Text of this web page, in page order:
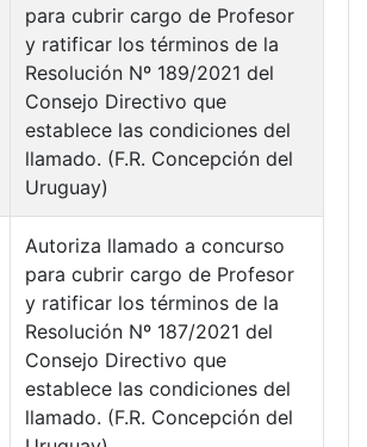
para cubrir cargo de Profesor
y ratificar los términos de la
Resolución Nº 189/2021 del
Consejo Directivo que
establece las condiciones del
llamado. (F.R. Concepción del
Uruguay)
Autoriza llamado a concurso
para cubrir cargo de Profesor
y ratificar los términos de la
Resolución Nº 187/2021 del
Consejo Directivo que
establece las condiciones del
llamado. (F.R. Concepción del